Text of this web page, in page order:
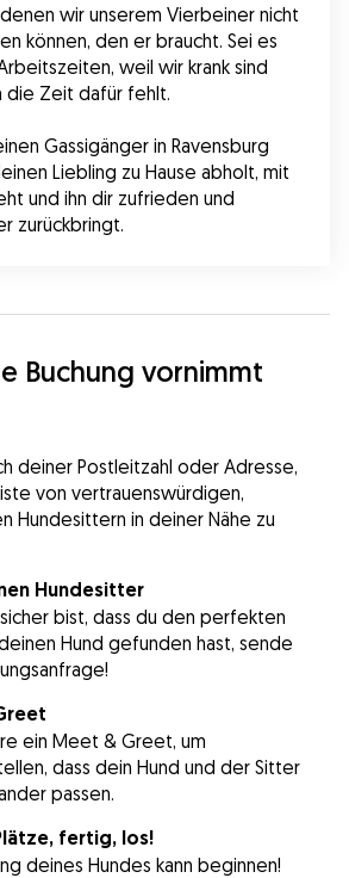
wir unserem Vierbeiner nicht
können, den er braucht. Sei es
weil wir krank sind
die Zeit dafür fehlt.
Gassigänger in Ravensburg
Liebling zu Hause abholt, mit
und ihn dir zufrieden und
zurückbringt.
Buchung vornimmt
deiner Postleitzahl oder Adresse,
von vertrauenswürdigen,
Hundesittern in deiner Nähe zu
Hundesitter
bist, dass du den perfekten
Hund gefunden hast, sende
ein Meet & Greet, um
dass dein Hund und der Sitter
passen.
fertig, los!
deines Hundes kann beginnen!